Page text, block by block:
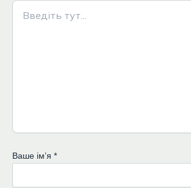
Введіть
тут...
Ваше імʼя *